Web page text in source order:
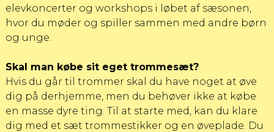
elevkoncerter og workshops i løbet af sæsonen,
hvor du møder og spiller sammen med andre børn
og unge.
Skal man købe sit eget trommesæt?
Hvis du går til trommer skal du have noget at øve
dig på derhjemme, men du behøver ikke at købe
en masse dyre ting. Til at starte med, kan du klare
dig med et sæt trommestikker og en øveplade. Du